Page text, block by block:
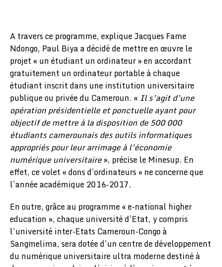
A travers ce programme, explique Jacques Fame
Ndongo, Paul Biya a décidé de mettre en œuvre le
projet « un étudiant un ordinateur » en accordant
gratuitement un ordinateur portable à chaque
étudiant inscrit dans une institution universitaire
publique ou privée du Cameroun. « Il s’agit d’une
opération présidentielle et ponctuelle ayant pour
objectif de mettre à la disposition de 500 000
étudiants camerounais des outils informatiques
appropriés pour leur arrimage à l’économie
numérique universitaire», précise le Minesup. En
effet, ce volet « dons d’ordinateurs » ne concerne que
l’année académique 2016-2017.
En outre, grâce au programme « e-national higher
education », chaque université d’Etat, y compris
l’université inter-Etats Cameroun-Congo à
Sangmelima, sera dotée d’un centre de développement
du numérique universitaire ultra moderne destiné à